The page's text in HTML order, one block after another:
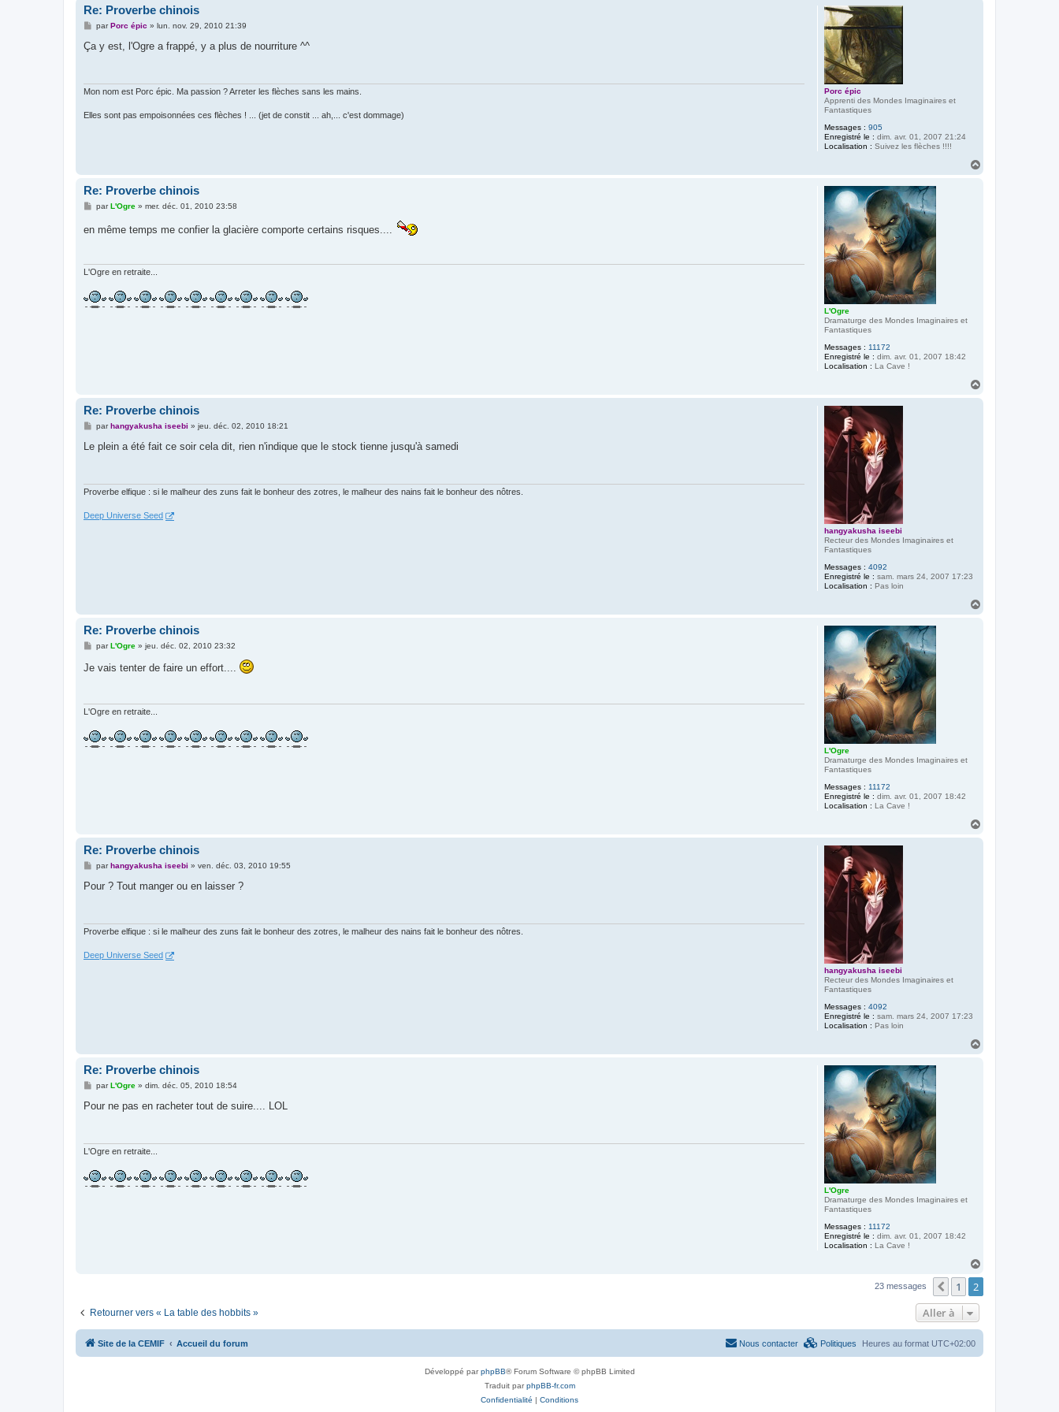
Porc épic
Apprenti des Mondes Imaginaires et
Fantastiques
Messages : 905
Enregistré le : dim. avr. 01, 2007 21:24
Localisation : Suivez les flèches !!!!
Re: Proverbe chinois
M
s
parPorc épic » lun. nov. 29, 2010 21:39
Ça y est, l'Ogre a frappé, y a plus de nourriture ^^
Mon nom est Porc épic. Ma passion ? Arreter les flèches sans les mains.
Elles sont pas empoisonnées ces flèches ! ... (jet de constit ... ah,... c'est dommage)
L'Ogre
Dramaturge des Mondes Imaginaires et
Fantastiques
Messages : 11172
Enregistré le : dim. avr. 01, 2007 18:42
Localisation : La Cave !
Re: Proverbe chinois
M
s
parL'Ogre» mer. déc. 01, 2010 23:58
en même temps me confier la glacière comporte certains risques....
L'Ogre en retraite...
hangyakusha iseebi
Recteur des Mondes Imaginaires et
Fantastiques
Messages : 4092
Enregistré le : sam. mars 24, 2007 17:23
Localisation : Pas loin
Re: Proverbe chinois
M
s
parhangyakusha iseebi » jeu. déc. 02, 2010 18:21
Le plein a été fait ce soir cela dit, rien n'indique que le stock tienne jusqu'à samedi
Proverbe elfique : si le malheur des zuns fait le bonheur des zotres, le malheur des nains fait le bonheur des nôtres.
Deep Universe Seed
L'Ogre
Dramaturge des Mondes Imaginaires et
Fantastiques
Messages : 11172
Enregistré le : dim. avr. 01, 2007 18:42
Localisation : La Cave !
Re: Proverbe chinois
M
s
parL'Ogre» jeu. déc. 02, 2010 23:32
Je vais tenter de faire un effort....
L'Ogre en retraite...
hangyakusha iseebi
Recteur des Mondes Imaginaires et
Fantastiques
Messages : 4092
Enregistré le : sam. mars 24, 2007 17:23
Localisation : Pas loin
Re: Proverbe chinois
M
s
parhangyakusha iseebi » ven. déc. 03, 2010 19:55
Pour ? Tout manger ou en laisser ?
Proverbe elfique : si le malheur des zuns fait le bonheur des zotres, le malheur des nains fait le bonheur des nôtres.
Deep Universe Seed
L'Ogre
Dramaturge des Mondes Imaginaires et
Fantastiques
Messages : 11172
Enregistré le : dim. avr. 01, 2007 18:42
Localisation : La Cave !
Re: Proverbe chinois
M
s
parL'Ogre» dim. déc. 05, 2010 18:54
Pour ne pas en racheter tout de suire.... LOL
L'Ogre en retraite...
t
23 messages Précédente
1 2
Retourner vers « La table des hobbits » Aller à
Site de la CEMIF Accueil du forum Heures au format UTC+02:00
Politiques
Nous contacter
Développé parphpBB® Forum Software © phpBB Limited
Traduit parphpBB-fr.com
Confidentialité | Conditions